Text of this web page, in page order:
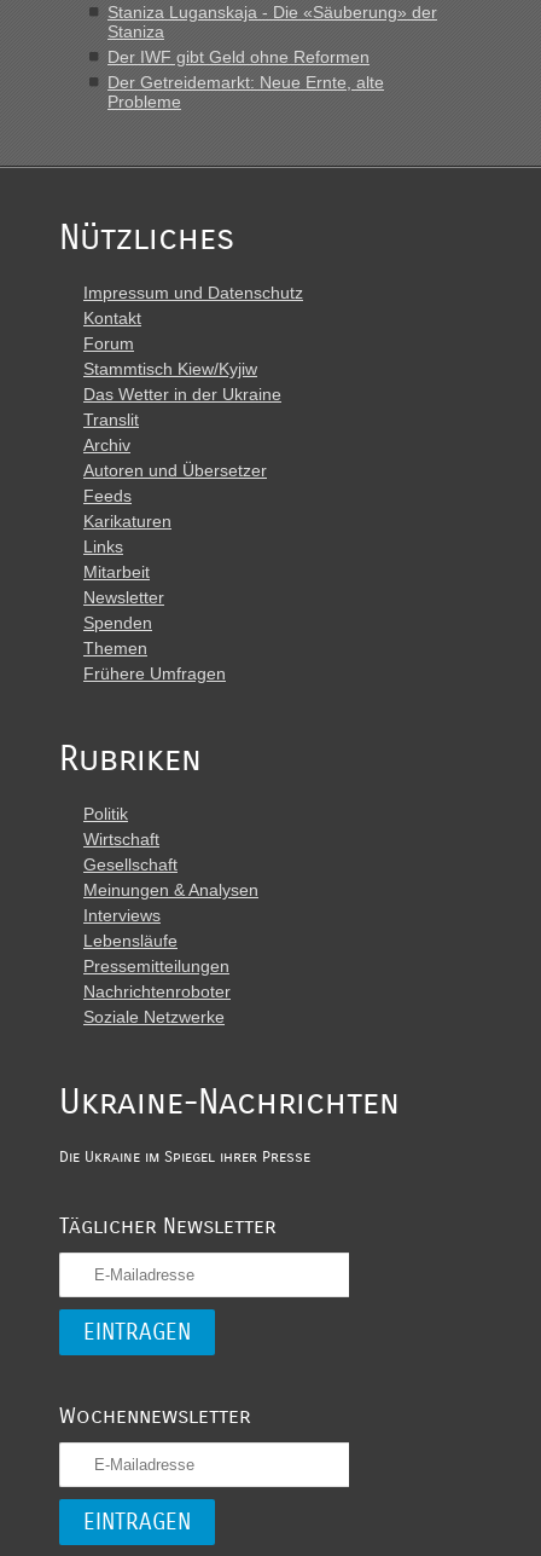
Staniza Luganskaja - Die «Säuberung» der
Staniza
Der IWF gibt Geld ohne Reformen
Der Getreidemarkt: Neue Ernte, alte
Probleme
Nützliches
Impressum und Datenschutz
Kontakt
Forum
Stammtisch Kiew/Kyjiw
Das Wetter in der Ukraine
Translit
Archiv
Autoren und Übersetzer
Feeds
Karikaturen
Links
Mitarbeit
Newsletter
Spenden
Themen
Frühere Umfragen
Rubriken
Politik
Wirtschaft
Gesellschaft
Meinungen & Analysen
Interviews
Lebensläufe
Pressemitteilungen
Nachrichtenroboter
Soziale Netzwerke
Ukraine-Nachrichten
Die Ukraine im Spiegel ihrer Presse
Täglicher Newsletter
Wochennewsletter